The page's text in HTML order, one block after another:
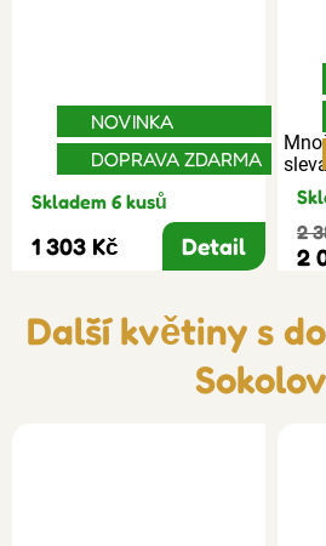
NOVINKA
DOPRAVA ZDARMA
Skladem 6 kusů
1 303 Kč Detail
2
2
Další květiny s